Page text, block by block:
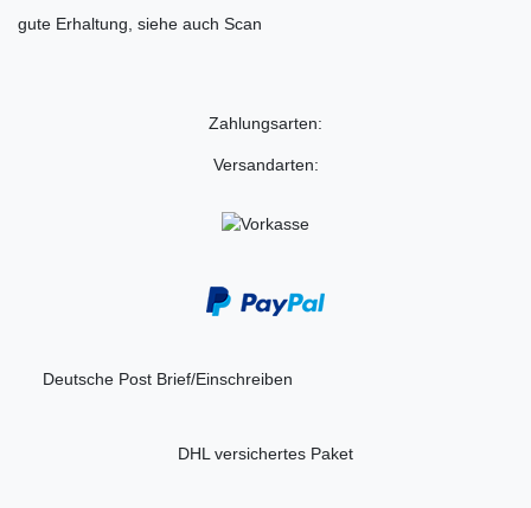
gute Erhaltung, siehe auch Scan
Zahlungsarten:
Versandarten:
Deutsche Post Brief/Einschreiben
DHL versichertes Paket